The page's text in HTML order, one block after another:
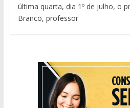
última quarta, dia 1º de julho, o
Branco, professor